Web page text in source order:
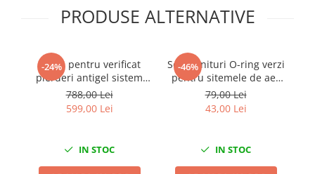
Chei de Forta
Ciocane Dalti si Dornuri
Gresoare
Reparat Filete
Scule Electrice
Aparate de spalat cu presiune
Aspiratoare industriale
PRODUSE ALTERNATIVE
-24%
Trusa pentru verificat
pierderi antigel sistem
racire 28 piese
788,00 Lei
599,00 Lei
IN STOC
-46%
Set garnituri O-ring verzi
pentru sitemele de aer
conditionat sau clima 270
piese
79,00 Lei
43,00 Lei
IN STOC